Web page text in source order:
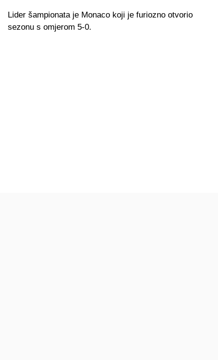
Lider šampionata je Monaco koji je furiozno otvorio
sezonu s omjerom 5-0.